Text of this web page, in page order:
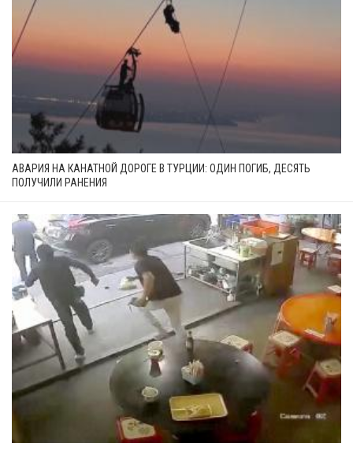
АВАРИЯ НА КАНАТНОЙ ДОРОГЕ В ТУРЦИИ: ОДИН ПОГИБ, ДЕСЯТЬ
ПОЛУЧИЛИ РАНЕНИЯ